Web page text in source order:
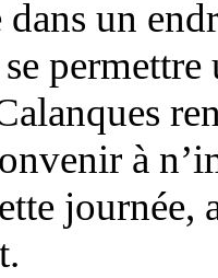
un
permettre
à
journée,